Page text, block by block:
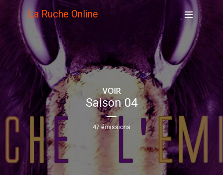
La Ruche Online
VOIR
Saison 04
47 émissions